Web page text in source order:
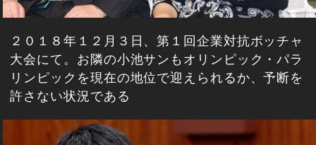
２０１８年１２月３日、第１回企業対抗ボッチャ
大会にて。お隣の小池サンもオリンピック・パラ
リンピックを現在の地位で迎えられるか、予断を
許さない状況である